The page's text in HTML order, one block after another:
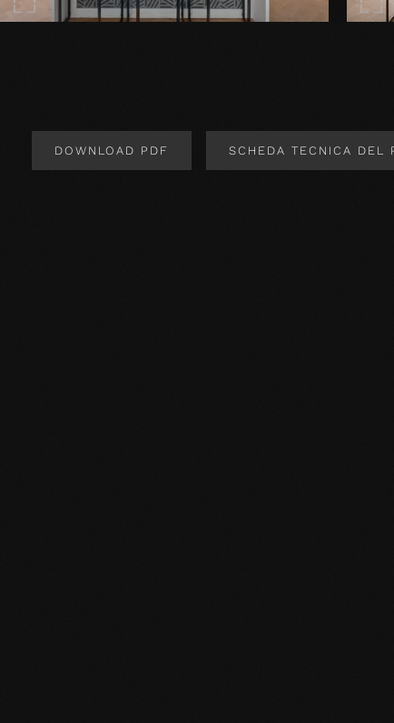
DOWNLOAD PDF SCHEDA TECNICA DEL